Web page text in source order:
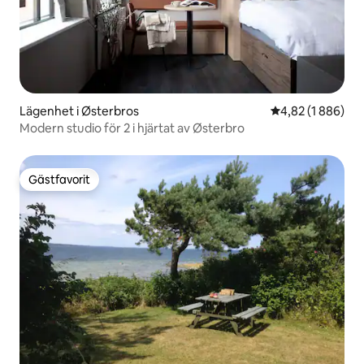
Lägenhet i Østerbros 4,82 av 5 i
4,82 (1 886)
Modern studio för 2 i hjärtat av Østerbro
Gästfavorit
Gästfavorit